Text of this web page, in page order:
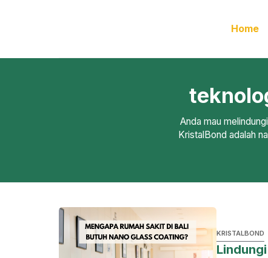
Home
Anda mau
KristalBond adalah
KRISTALBOND